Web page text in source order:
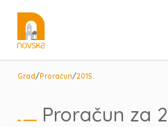
Grad/Proračun/2015.
Proračun za